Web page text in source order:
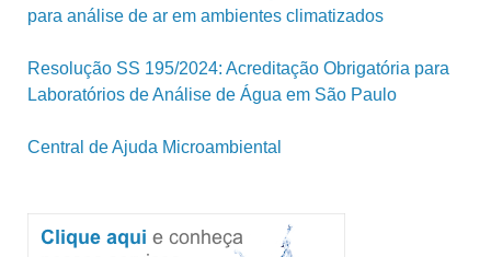
para análise de ar em ambientes climatizados
Resolução SS 195/2024: Acreditação Obrigatória para
Laboratórios de Análise de Água em São Paulo
Central de Ajuda Microambiental